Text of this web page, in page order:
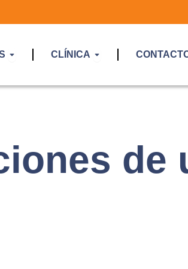
Open Tratamientos
CLÍNICA Open Clínica
de